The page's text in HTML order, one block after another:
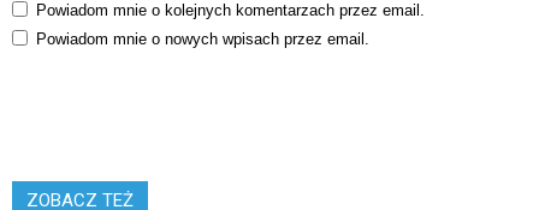
Powiadom mnie o kolejnych komentarzach przez email.
Powiadom mnie o nowych wpisach przez email.
ZOBACZ TEŻ